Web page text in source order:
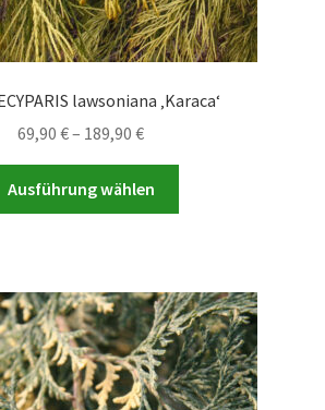
lawsoniana ‚Karaca‘
69,90 €– 189,90 €Preisspanne:
69,90 €
bis
189,90 €
Ausführung wählen
auf.
Die
Optionen
können